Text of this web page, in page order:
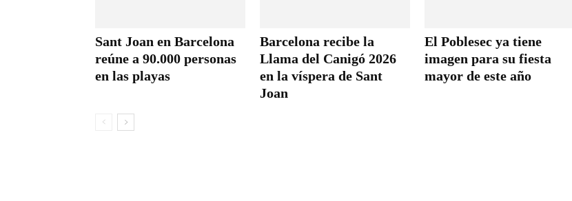
Sant Joan en Barcelona
reúne a 90.000 personas
en las playas
Barcelona recibe la
Llama del Canigó 2026
en la víspera de Sant
Joan
El Poblesec ya tiene
imagen para su fiesta
mayor de este año